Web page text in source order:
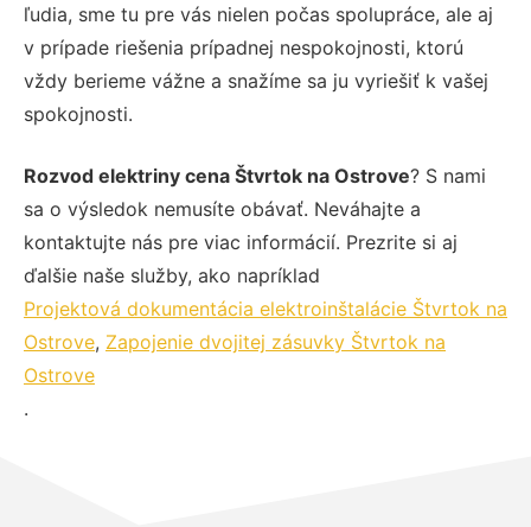
ľudia, sme tu pre vás nielen počas spolupráce, ale aj
v prípade riešenia prípadnej nespokojnosti, ktorú
vždy berieme vážne a snažíme sa ju vyriešiť k vašej
spokojnosti.
Rozvod elektriny cena Štvrtok na Ostrove? S nami
sa o výsledok nemusíte obávať. Neváhajte a
kontaktujte nás pre viac informácií. Prezrite si aj
ďalšie naše služby, ako napríklad
Projektová dokumentácia elektroinštalácie Štvrtok na
Ostrove, Zapojenie dvojitej zásuvky Štvrtok na
Ostrove
.